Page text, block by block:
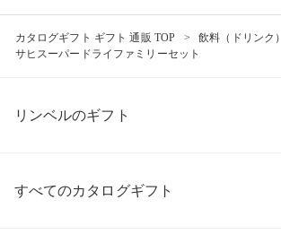
カタログギフト ギフト 通販 TOP 飲料（ドリンク）
サヒスーパードライファミリーセット
リンベルのギフト
すべてのカタログギフト